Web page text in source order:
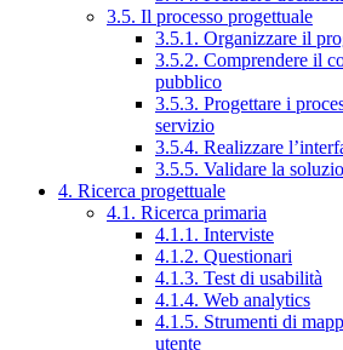
3.5. Il processo progettuale
3.5.1. Organizzare il
3.5.2. Comprendere il
pubblico
3.5.3. Progettare i
servizio
3.5.4. Realizzare
3.5.5. Validare la
4. Ricerca progettuale
4.1. Ricerca primaria
4.1.1. Interviste
4.1.2. Questionari
4.1.3. Test di usabilità
4.1.4. Web analytics
4.1.5. Strumenti di
utente